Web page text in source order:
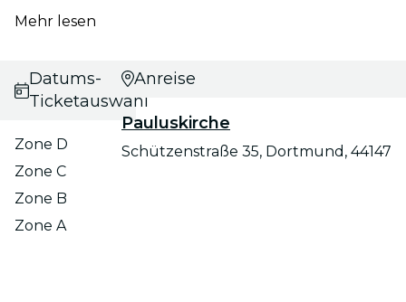
Mehr lesen
Datums- und
Ticketauswahl
Zone D
Zone C
Zone B
Zone A
Anreise
Pauluskirche
Schützenstraße 35, Dortmund, 44147